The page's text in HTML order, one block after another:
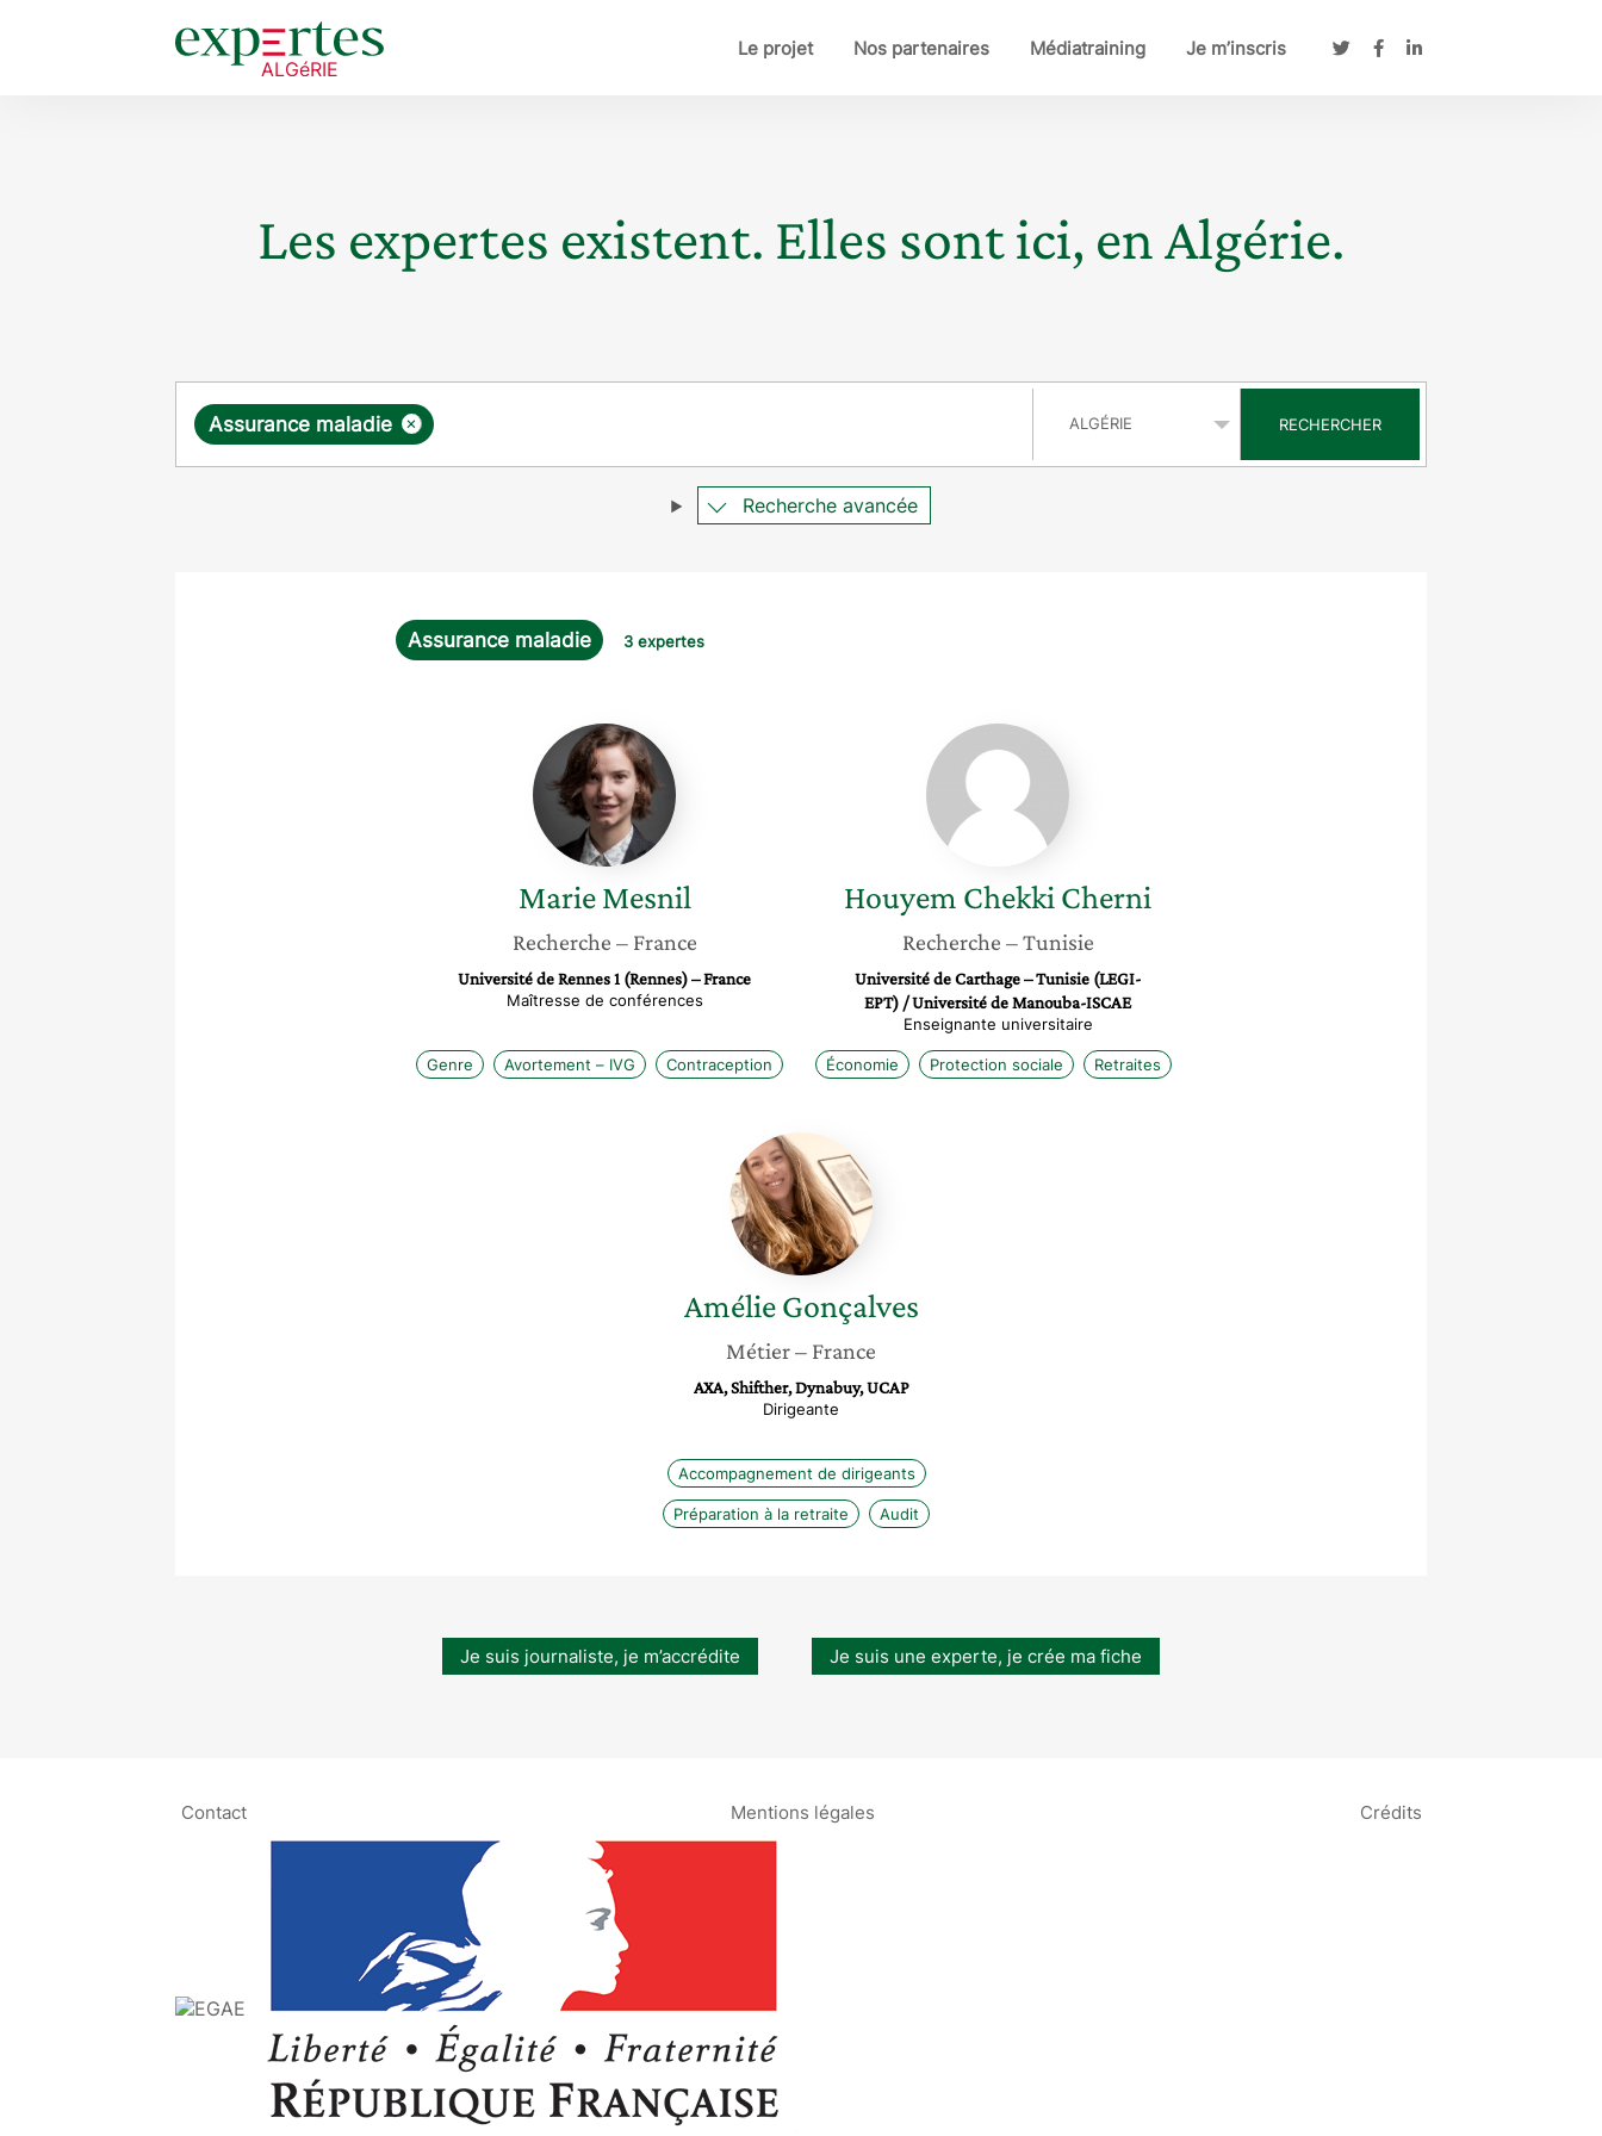
Le projet Nos partenaires Médiatraining Je m’inscris
Les expertes existent. Elles sont ici, en Algérie.
Requête ×
Assurance maladie RECHERCHER
Recherche avancée
Assurance maladie 3 expertes
Marie
Mesnil
Marie Mesnil
Recherche – France
Université de Rennes 1 (Rennes) – France
Maîtresse de conférences
Genre Avortement – IVG Contraception
Houyem
Chekki
Cherni
Houyem Chekki Cherni
Recherche – Tunisie
Université de Carthage – Tunisie (LEGI-
EPT) / Université de Manouba-ISCAE
Enseignante universitaire
Économie Protection sociale Retraites
Amélie
Gonçalves
Amélie Gonçalves
Métier– France
AXA, Shifther, Dynabuy, UCAP
Dirigeante
Accompagnement de dirigeants
Préparation à la retraite Audit
Je suis journaliste, je m’accrédite Je suis une experte, je crée ma fiche
Contact Mentions légales Crédits